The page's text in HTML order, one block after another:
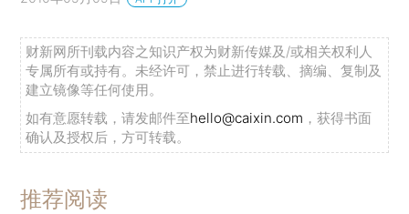
财新网所刊载内容之知识产权为财新传媒及/或相关权利人
专属所有或持有。未经许可，禁止进行转载、摘编、复制及
建立镜像等任何使用。
如有意愿转载，请发邮件至hello@caixin.com ，获得书面
确认及授权后，方可转载。
推荐阅读